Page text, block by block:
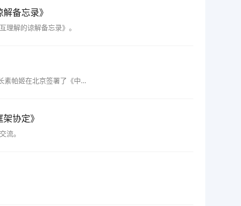
备忘录》
解的谅解备忘录》。
帕姬在北京签署了《中华
协定》
流。